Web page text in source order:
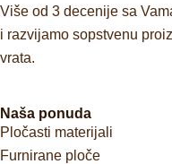
Više od 3 decenije sa
i razvijamo sopstvenu
vrata.
Naša ponuda
Pločasti materijali
Furnirane ploče